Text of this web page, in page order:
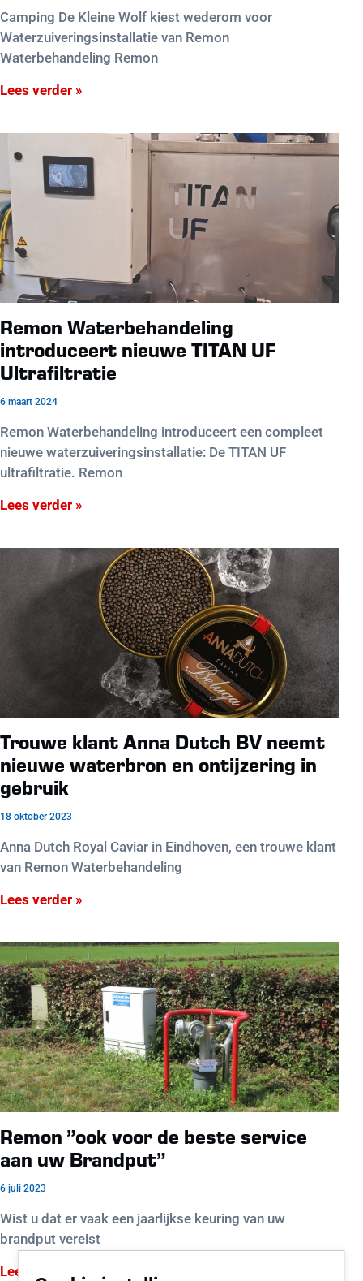
Camping De Kleine Wolf kiest wederom voor
Waterzuiveringsinstallatie van Remon
Waterbehandeling Remon
Lees verder »
Remon Waterbehandeling
introduceert nieuwe TITAN UF
Ultrafiltratie
6 maart 2024
Remon Waterbehandeling introduceert een compleet
nieuwe waterzuiveringsinstallatie: De TITAN UF
ultrafiltratie. Remon
Lees verder »
Trouwe klant Anna Dutch BV neemt
nieuwe waterbron en ontijzering in
gebruik
18 oktober 2023
Anna Dutch Royal Caviar in Eindhoven, een trouwe klant
van Remon Waterbehandeling
Lees verder »
Remon ”ook voor de beste service
aan uw Brandput”
6 juli 2023
Wist u dat er vaak een jaarlijkse keuring van uw
brandput vereist
Lees verder »